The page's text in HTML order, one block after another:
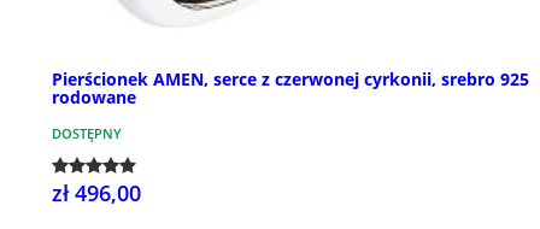
Pierścionek AMEN, serce z czerwonej cyrkonii, srebro 925
rodowane
DOSTĘPNY
zł 496,00